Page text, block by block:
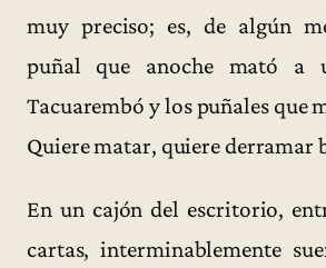
muy preciso; es, de algún
puñal que anoche mató a
Tacuarembó y los puñales que
Quiere matar, quiere derramar
En un cajón del escritorio,
cartas, interminablemente